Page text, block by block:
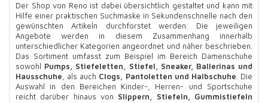
Der Shop von Reno ist dabei übersichtlich gestaltet und kann mit
Hilfe einer praktischen Suchmaske in Sekundenschnelle nach den
gewünschten Artikeln durchforstet werden. Die jeweiligen
Angebote werden in diesem Zusammenhang innerhalb
unterschiedlicher Kategorien angeordnet und näher beschrieben.
Das Sortiment umfasst zum Beispiel im Bereich Damenschuhe
sowohl Pumps, Stiefeletten, Stiefel, Sneaker, Ballerinas und
Hausschuhe, als auch Clogs, Pantoletten und Halbschuhe. Die
Auswahl in den Bereichen Kinder-, Herren- und Sportschuhe
reicht darüber hinaus von Slippern, Stiefeln, Gummistiefeln